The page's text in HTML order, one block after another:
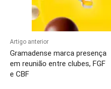
Artigo anterior
Gramadense marca presença
em reunião entre clubes, FGF
e CBF